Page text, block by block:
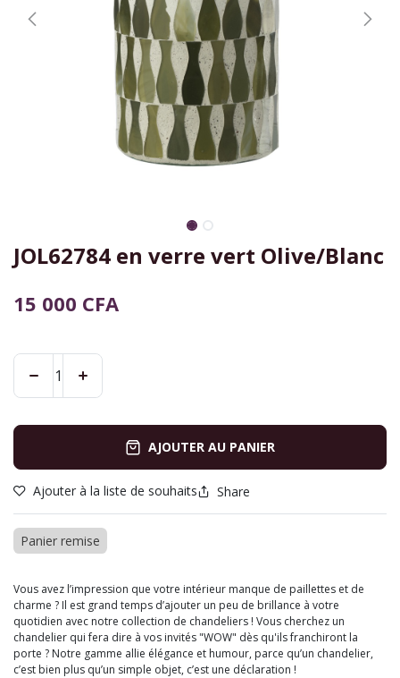
JOL62784 en verre vert Olive/Blanc
15 000 CFA
AJOUTER AU PANIER
Ajouter à la liste de souhaits Share
Panier remise
Vous avez l’impression que votre intérieur manque de paillettes et de
charme ? Il est grand temps d’ajouter un peu de brillance à votre
quotidien avec notre collection de chandeliers ! Vous cherchez un
chandelier qui fera dire à vos invités "WOW" dès qu'ils franchiront la
porte ? Notre gamme allie élégance et humour, parce qu’un chandelier,
c’est bien plus qu’un simple objet, c’est une déclaration !